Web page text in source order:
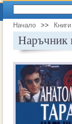
Начало >> Книги
Наръчник